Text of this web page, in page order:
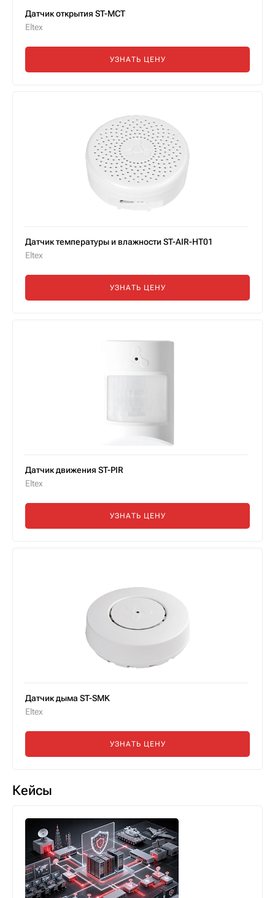
Датчик открытия ST-MCT
Eltex
УЗНАТЬ ЦЕНУ
Датчик температуры и влажности ST-AIR-HT01
Eltex
УЗНАТЬ ЦЕНУ
Датчик движения ST-PIR
Eltex
УЗНАТЬ ЦЕНУ
Датчик дыма ST-SMK
Eltex
УЗНАТЬ ЦЕНУ
Кейсы